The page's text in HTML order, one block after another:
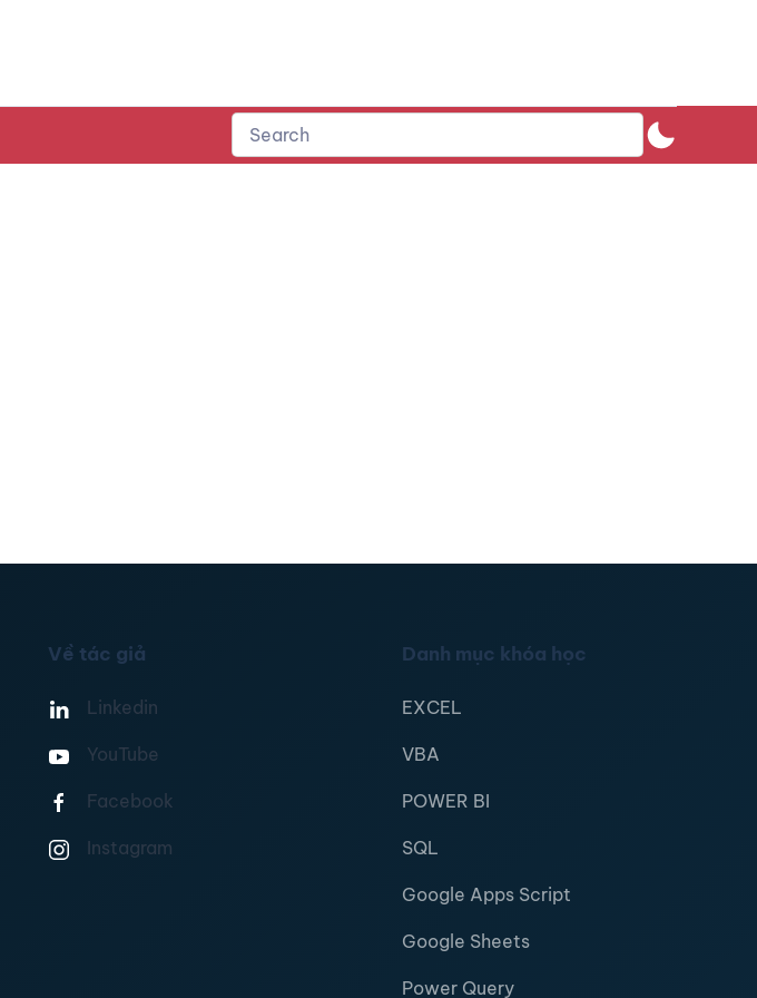
Về tác giả
Linkedin
YouTube
Facebook
Instagram
Danh mục khóa học
EXCEL
VBA
POWER BI
SQL
Google Apps Script
Google Sheets
Power Query